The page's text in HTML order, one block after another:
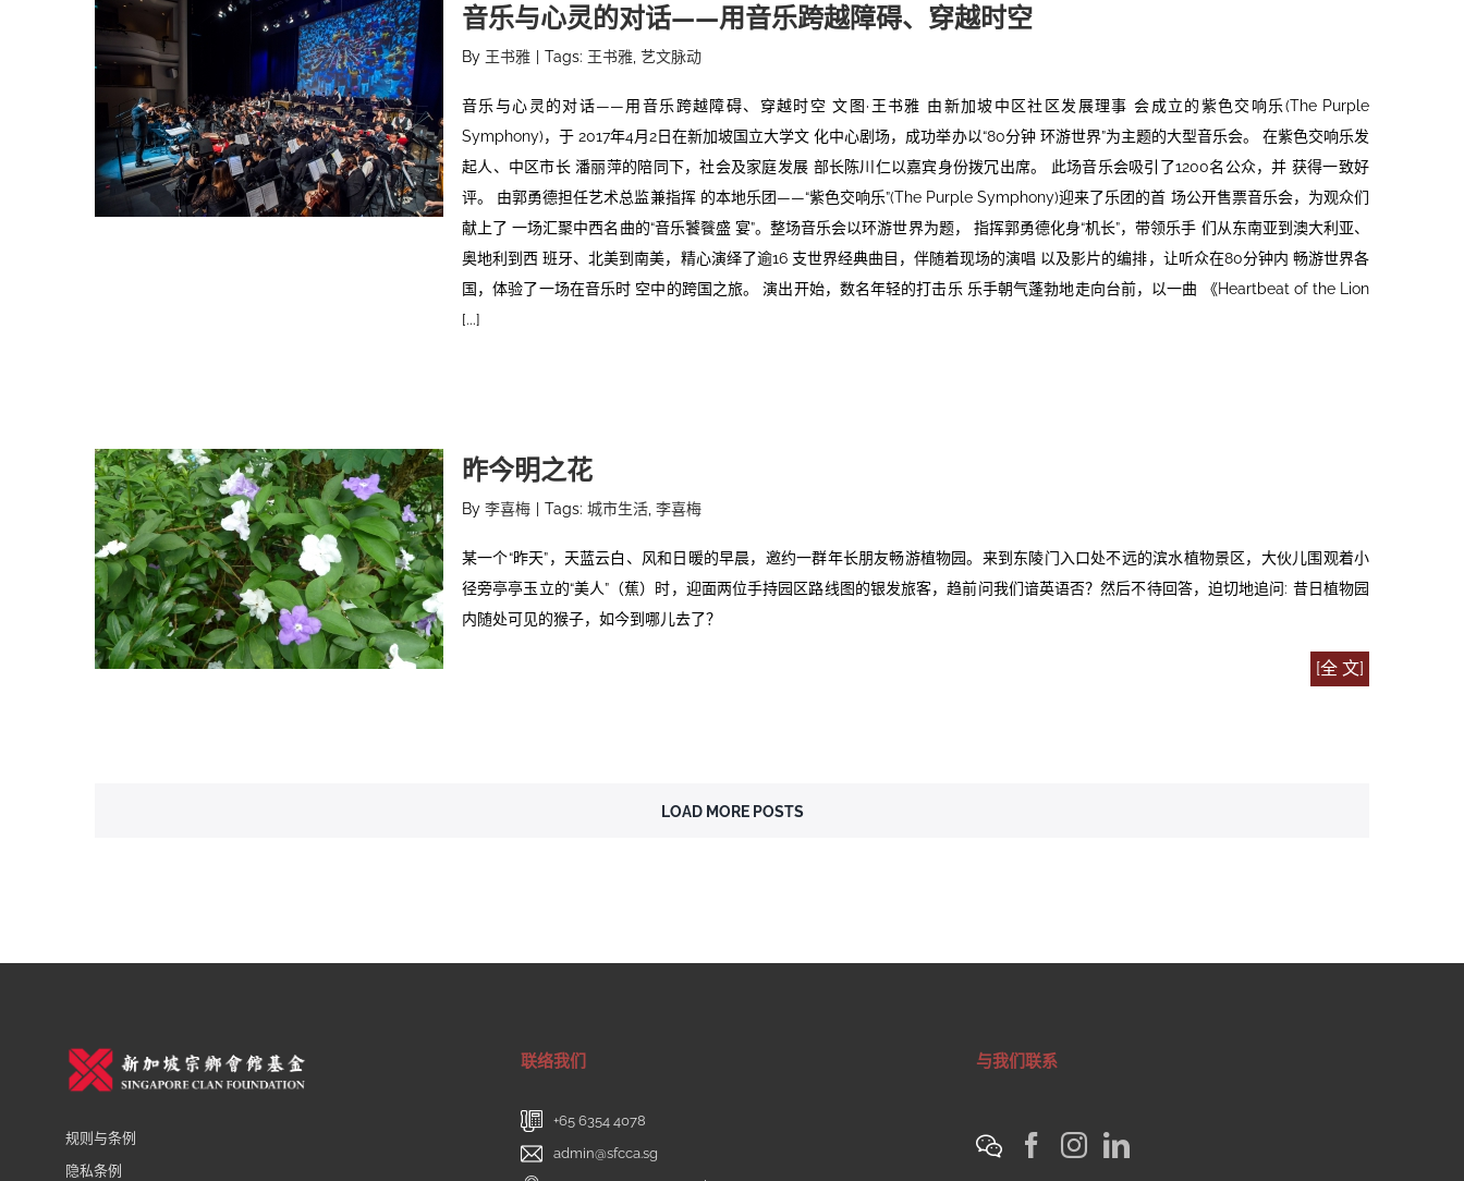
音乐与心灵的对话——用音乐跨越障碍、穿越时空
By 王书雅 Tags: 王书雅 艺文脉动
音乐与心灵的对话——用音乐跨越障碍、穿越时空 文图·王书雅 由新加坡中区社区发展理事 会成立的紫色交响乐(The Purple
Symphony)，于 2017年4月2日在新加坡国立大学文 化中心剧场，成功举办以“80分钟 环游世界”为主题的大型音乐会。 在紫色交响乐发
起人、中区市长 潘丽萍的陪同下，社会及家庭发展 部长陈川仁以嘉宾身份拨冗出席。 此场音乐会吸引了1200名公众，并 获得一致好
评。 由郭勇德担任艺术总监兼指挥 的本地乐团——“紫色交响乐”(The Purple Symphony)迎来了乐团的首 场公开售票音乐会，为观众们
献上了 一场汇聚中西名曲的“音乐饕餮盛 宴”。整场音乐会以环游世界为题， 指挥郭勇德化身“机长”，带领乐手 们从东南亚到澳大利亚、
奥地利到西 班牙、北美到南美，精心演绎了逾16 支世界经典曲目，伴随着现场的演唱 以及影片的编排，让听众在80分钟内 畅游世界各
国，体验了一场在音乐时 空中的跨国之旅。 演出开始，数名年轻的打击乐 乐手朝气蓬勃地走向台前，以一曲 《Heartbeat of the Lion
[...]
昨今明之花
By 李喜梅 Tags: 城市生活 李喜梅
某一个“昨天”，天蓝云白、风和日暖的早晨，邀约一群年长朋友畅游植物园。来到东陵门入口处不远的滨水植物景区，大伙儿围观着小
径旁亭亭玉立的“美人”（蕉）时，迎面两位手持园区路线图的银发旅客，趋前问我们谙英语否？然后不待回答，迫切地追问: 昔日植物园
内随处可见的猴子，如今到哪儿去了？
[全 文]
LOAD MORE POSTS
规则与条例
隐私条例
联络我们
+65 6354 4078
admin@sfcca.sg
与我们联系